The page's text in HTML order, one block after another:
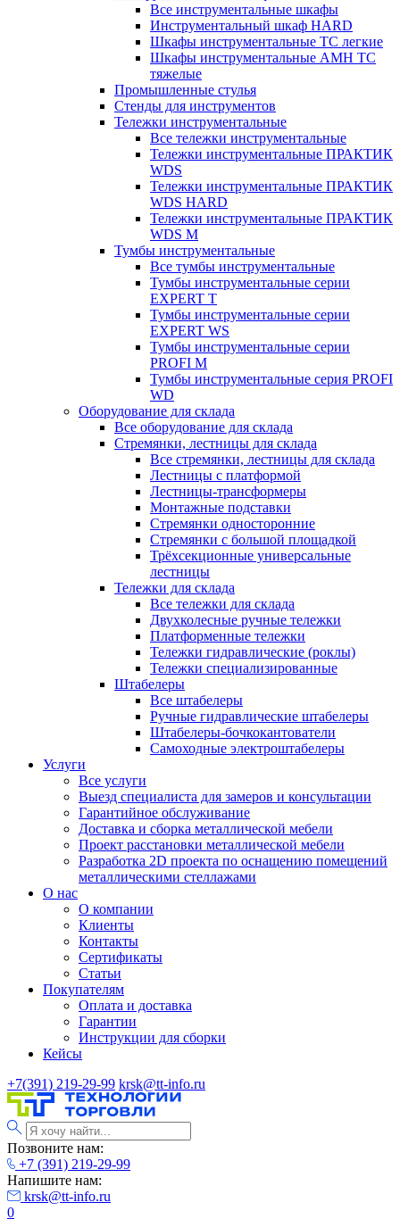
Все инструментальные шкафы
Инструментальный шкаф HARD
Шкафы инструментальные ТС легкие
Шкафы инструментальные AMH TC
тяжелые
Промышленные стулья
Стенды для инструментов
Тележки инструментальные
Все тележки инструментальные
Тележки инструментальные ПРАКТИК
WDS
Тележки инструментальные ПРАКТИК
WDS HARD
Тележки инструментальные ПРАКТИК
WDS M
Тумбы инструментальные
Все тумбы инструментальные
Тумбы инструментальные серии
EXPERT T
Тумбы инструментальные серии
EXPERT WS
Тумбы инструментальные серии
PROFI M
Тумбы инструментальные серия PROFI
WD
Оборудование для склада
Все оборудование для склада
Стремянки, лестницы для склада
Все стремянки, лестницы для склада
Лестницы с платформой
Лестницы-трансформеры
Монтажные подставки
Стремянки односторонние
Стремянки с большой площадкой
Трёхсекционные универсальные
лестницы
Тележки для склада
Все тележки для склада
Двухколесные ручные тележки
Платформенные тележки
Тележки гидравлические (роклы)
Тележки специализированные
Штабелеры
Все штабелеры
Ручные гидравлические штабелеры
Штабелеры-бочкокантователи
Самоходные электроштабелеры
Услуги
Все услуги
Выезд специалиста для замеров и консультации
Гарантийное обслуживание
Доставка и сборка металлической мебели
Проект расстановки металлической мебели
Разработка 2D проекта по оснащению помещений
металлическими стеллажами
О нас
О компании
Клиенты
Контакты
Сертификаты
Статьи
Покупателям
Оплата и доставка
Гарантии
Инструкции для сборки
Кейсы
+7(391) 219-29-99 krsk@tt-info.ru
Позвоните нам:
+7 (391) 219-29-99
Напишите нам:
krsk@tt-info.ru
0